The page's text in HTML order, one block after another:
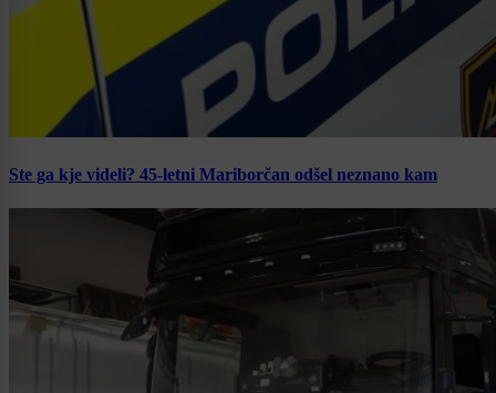
Ste ga kje videli? 45-letni Mariborčan odšel neznano kam